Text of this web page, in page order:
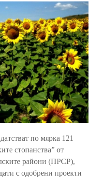
по мярка 121
стопанства” от
райони (ПРСР),
с одобрени проекти